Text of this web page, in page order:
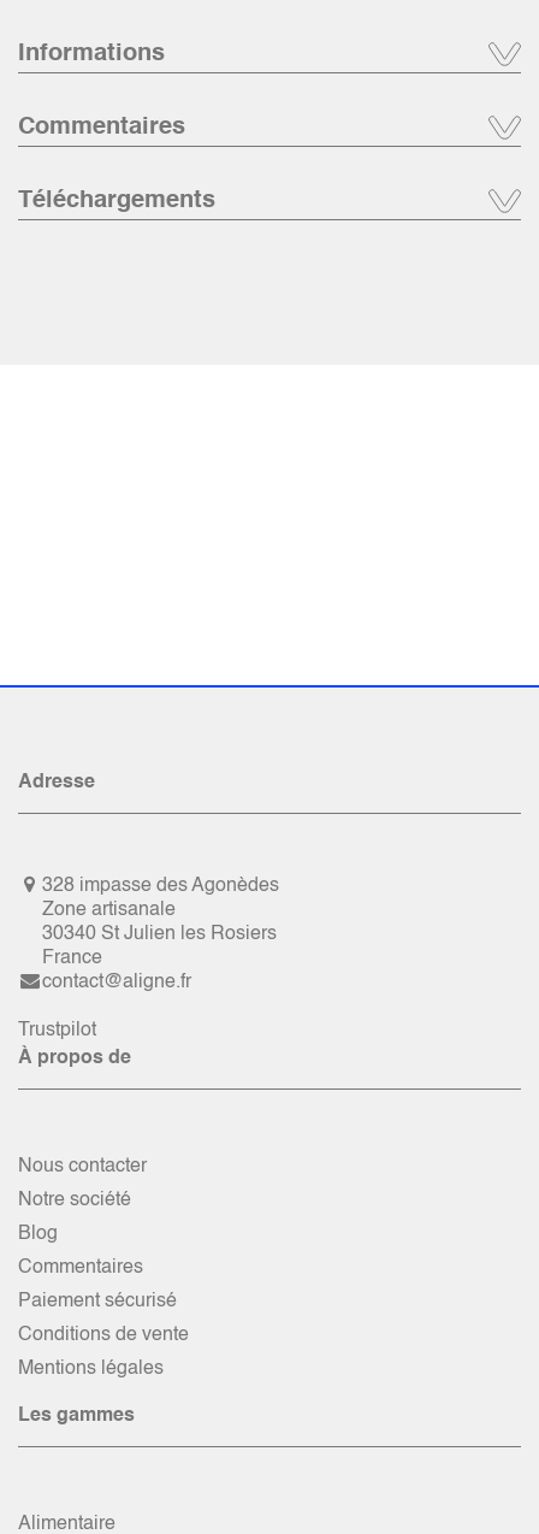
Informations
Commentaires
Téléchargements
Adresse
328 impasse des Agonèdes
Zone artisanale
30340 St Julien les Rosiers
France
contact@aligne.fr
Trustpilot
À propos de
Nous contacter
Notre société
Blog
Commentaires
Paiement sécurisé
Conditions de vente
Mentions légales
Les gammes
Alimentaire